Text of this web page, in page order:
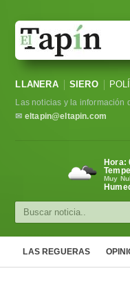
Sociedad
Política
Cultura
LLANERA SIERO
Las noticias y la información
✉ eltapin@eltapin.com
Hora:
Muy
LAS REGUERAS